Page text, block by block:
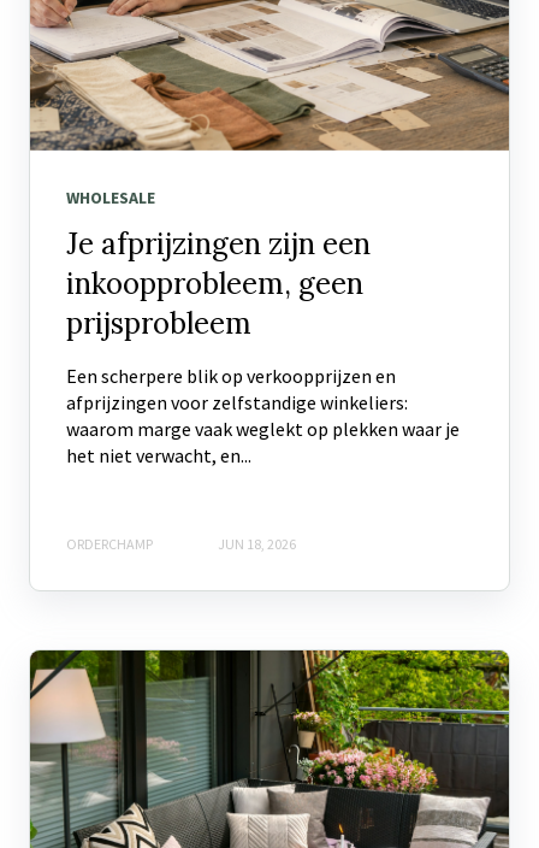
WHOLESALE
Je afprijzingen zijn een
inkoopprobleem, geen
prijsprobleem
Een scherpere blik op verkoopprijzen en
afprijzingen voor zelfstandige winkeliers:
waarom marge vaak weglekt op plekken waar je
het niet verwacht, en...
ORDERCHAMP JUN 18, 2026